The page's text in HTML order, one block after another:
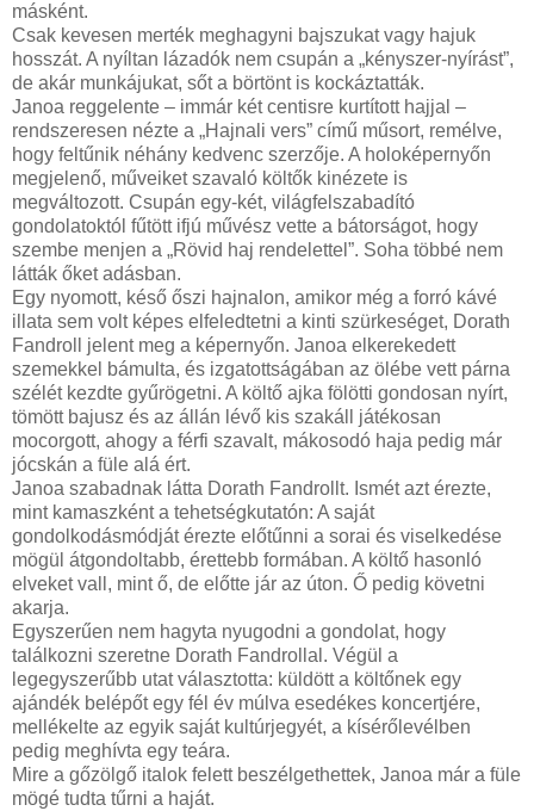
másként.
Csak kevesen merték meghagyni bajszukat vagy hajuk
hosszát. A nyíltan lázadók nem csupán a „kényszer-nyírást”,
de akár munkájukat, sőt a börtönt is kockáztatták.
Janoa reggelente – immár két centisre kurtított hajjal –
rendszeresen nézte a „Hajnali vers” című műsort, remélve,
hogy feltűnik néhány kedvenc szerzője. A holoképernyőn
megjelenő, műveiket szavaló költők kinézete is
megváltozott. Csupán egy-két, világfelszabadító
gondolatoktól fűtött ifjú művész vette a bátorságot, hogy
szembe menjen a „Rövid haj rendelettel”. Soha többé nem
látták őket adásban.
Egy nyomott, késő őszi hajnalon, amikor még a forró kávé
illata sem volt képes elfeledtetni a kinti szürkeséget, Dorath
Fandroll jelent meg a képernyőn. Janoa elkerekedett
szemekkel bámulta, és izgatottságában az ölébe vett párna
szélét kezdte gyűrögetni. A költő ajka fölötti gondosan nyírt,
tömött bajusz és az állán lévő kis szakáll játékosan
mocorgott, ahogy a férfi szavalt, mákosodó haja pedig már
jócskán a füle alá ért.
Janoa szabadnak látta Dorath Fandrollt. Ismét azt érezte,
mint kamaszként a tehetségkutatón: A saját
gondolkodásmódját érezte előtűnni a sorai és viselkedése
mögül átgondoltabb, érettebb formában. A költő hasonló
elveket vall, mint ő, de előtte jár az úton. Ő pedig követni
akarja.
Egyszerűen nem hagyta nyugodni a gondolat, hogy
találkozni szeretne Dorath Fandrollal. Végül a
legegyszerűbb utat választotta: küldött a költőnek egy
ajándék belépőt egy fél év múlva esedékes koncertjére,
mellékelte az egyik saját kultúrjegyét, a kísérőlevélben
pedig meghívta egy teára.
Mire a gőzölgő italok felett beszélgethettek, Janoa már a füle
mögé tudta tűrni a haját.